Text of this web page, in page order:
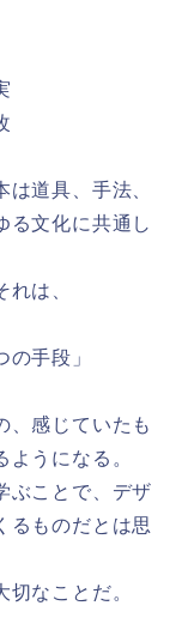
道具、手法、
る文化に共通し
は、
の手段」
、感じていたも
うになる。
ぶことで、デザ
るものだとは思
なことだ。